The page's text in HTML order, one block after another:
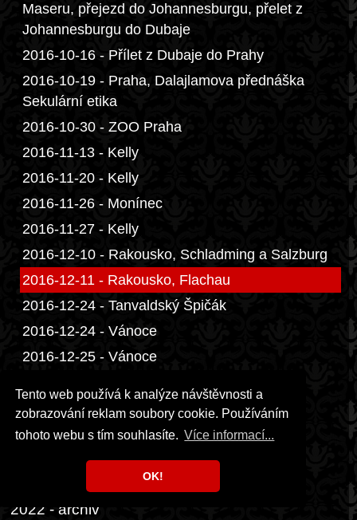
Tento web používá k analýze návštěvnosti a
zobrazování reklam soubory cookie. Používáním
tohoto webu s tím souhlasíte. Více informací...
OK!
Maseru, přejezd do Johannesburgu, přelet z
Johannesburgu do Dubaje
2016-10-16 - Přílet z Dubaje do Prahy
2016-10-19 - Praha, Dalajlamova přednáška
Sekulární etika
2016-10-30 - ZOO Praha
2016-11-13 - Kelly
2016-11-20 - Kelly
2016-11-26 - Monínec
2016-11-27 - Kelly
2016-12-10 - Rakousko, Schladming a Salzburg
2016-12-11 - Rakousko, Flachau
2016-12-24 - Tanvaldský Špičák
2016-12-24 - Vánoce
2016-12-25 - Vánoce
2018 - archiv
2019 - archiv
2020 - archiv
2022 - archiv